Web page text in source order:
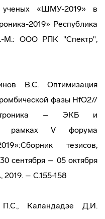
«ШМУ-2019» в
2019» Республика
М.: ООО РПК "Спектр",
В.С. Оптимизация
фазы HfO2//
– ЭКБ и
рамках V форума
тезисов,
сентября – 05 октября
– С.155-158
П.С., Каландадзе Д.И.